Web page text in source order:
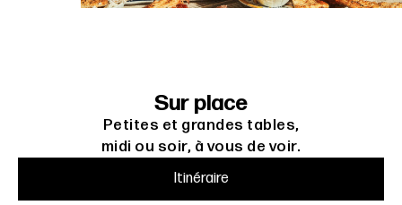
Sur place
Petites et grandes tables,
midi ou soir, à vous de voir.
Itinéraire